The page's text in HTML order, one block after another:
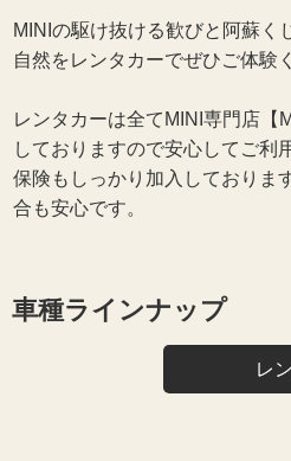
MINIの駆け抜ける歓びと阿蘇く
自然をレンタカーでぜひご体験
レンタカーは全てMINI専門店【
しておりますので安心してご利
保険もしっかり加入しておりま
合も安心です。
車種ラインナップ
レ